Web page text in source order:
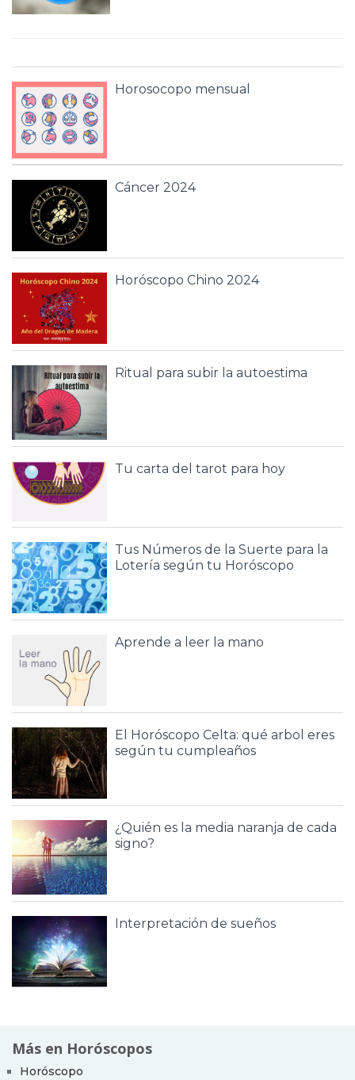
Horosocopo mensual
Cáncer 2024
Horóscopo Chino 2024
Ritual para subir la autoestima
Tu carta del tarot para hoy
Tus Números de la Suerte para la
Lotería según tu Horóscopo
Aprende a leer la mano
El Horóscopo Celta: qué arbol eres
según tu cumpleaños
¿Quién es la media naranja de cada
signo?
Interpretación de sueños
Más en Horóscopos
Horóscopo